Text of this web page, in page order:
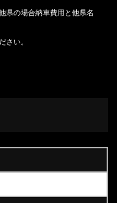
県の場合納車費用と他県名
さい。